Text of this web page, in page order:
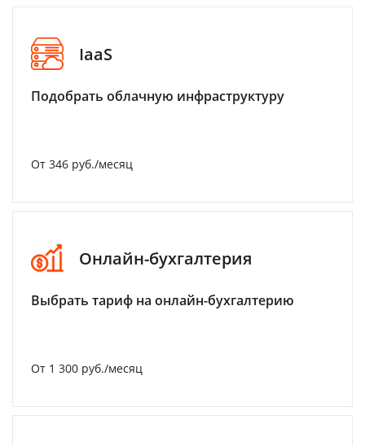
IaaS
Подобрать облачную инфраструктуру
От 346 руб./месяц
Онлайн-бухгалтерия
Выбрать тариф на онлайн-бухгалтерию
От 1 300 руб./месяц